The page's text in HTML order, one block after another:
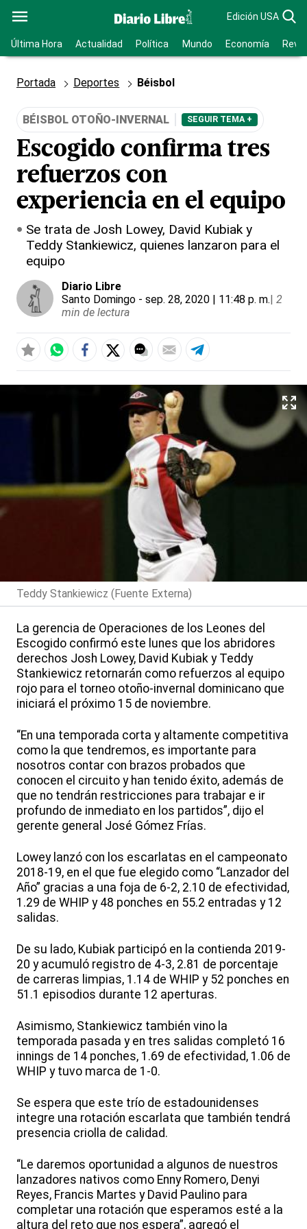
Edición USA
Última Hora Actualidad Política Mundo Economía
Portada Deportes Béisbol
BÉISBOL OTOÑO-INVERNAL SEGUIR TEMA +
Escogido confirma tres
refuerzos con
experiencia en el equipo
Se trata de Josh Lowey, David Kubiak y
Teddy Stankiewicz, quienes lanzaron para el
equipo
Diario Libre
Santo Domingo - sep. 28, 2020 | 11:48 p. m.| 2
min de lectura
Teddy Stankiewicz (Fuente Externa)
La gerencia de Operaciones de los Leones del
Escogido confirmó este lunes que los abridores
derechos Josh Lowey, David Kubiak y Teddy
Stankiewicz retornarán como refuerzos al equipo
rojo para el torneo otoño-invernal dominicano que
iniciará el próximo 15 de noviembre.
“En una temporada corta y altamente competitiva
como la que tendremos, es importante para
nosotros contar con brazos probados que
conocen el circuito y han tenido éxito, además de
que no tendrán restricciones para trabajar e ir
profundo de inmediato en los partidos”, dijo el
gerente general José Gómez Frías.
Lowey lanzó con los escarlatas en el campeonato
2018-19, en el que fue elegido como “Lanzador del
Año” gracias a una foja de 6-2, 2.10 de efectividad,
1.29 de WHIP y 48 ponches en 55.2 entradas y 12
salidas.
De su lado, Kubiak participó en la contienda 2019-
20 y acumuló registro de 4-3, 2.81 de porcentaje
de carreras limpias, 1.14 de WHIP y 52 ponches en
51.1 episodios durante 12 aperturas.
Asimismo, Stankiewicz también vino la
temporada pasada y en tres salidas completó 16
innings de 14 ponches, 1.69 de efectividad, 1.06 de
WHIP y tuvo marca de 1-0.
Se espera que este trío de estadounidenses
integre una rotación escarlata que también tendrá
presencia criolla de calidad.
“Le daremos oportunidad a algunos de nuestros
lanzadores nativos como Enny Romero, Denyi
Reyes, Francis Martes y David Paulino para
completar una rotación que esperamos esté a la
altura del reto que nos espera”, agregó el